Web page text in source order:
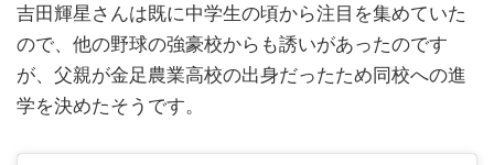
吉田輝星さんは既に中学生の頃から注目を集めていた
ので、他の野球の強豪校からも誘いがあったのです
が、父親が金足農業高校の出身だったため同校への進
学を決めたそうです。